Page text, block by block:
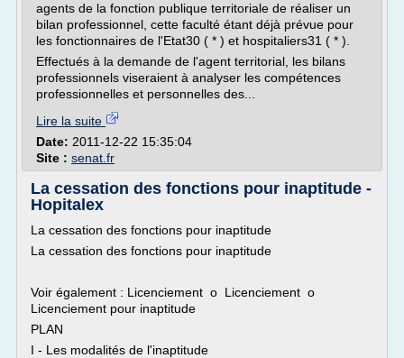
agents de la fonction publique territoriale de réaliser un
bilan professionnel, cette faculté étant déjà prévue pour
les fonctionnaires de l'Etat30 ( * ) et hospitaliers31 ( * ).
Effectués à la demande de l'agent territorial, les bilans
professionnels viseraient à analyser les compétences
professionnelles et personnelles des...
Lire la suite
Date: 2011-12-22 15:35:04
Site : senat.fr
La cessation des fonctions pour inaptitude -
Hopitalex
La cessation des fonctions pour inaptitude
La cessation des fonctions pour inaptitude
Voir également : Licenciement o Licenciement o
Licenciement pour inaptitude
PLAN
I - Les modalités de l'inaptitude